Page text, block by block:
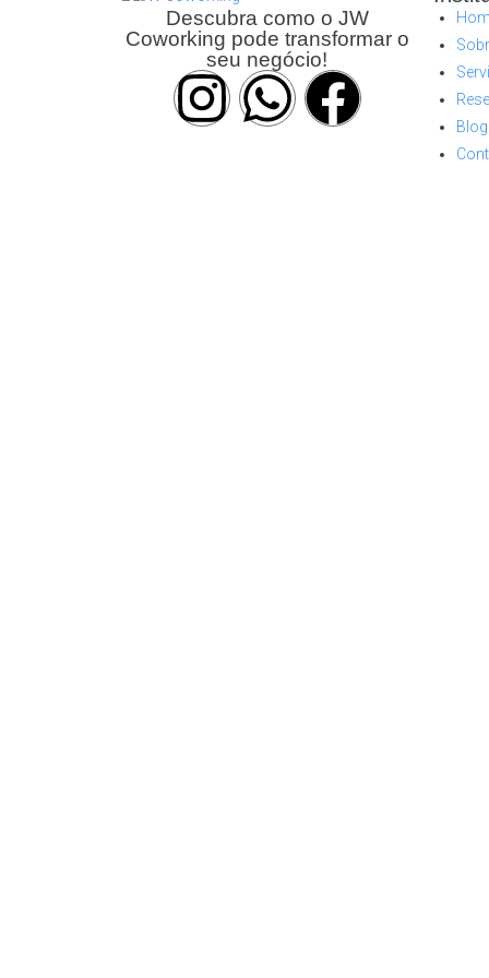
Descubra como o JW
Coworking pode transformar o
seu negócio!
Blog